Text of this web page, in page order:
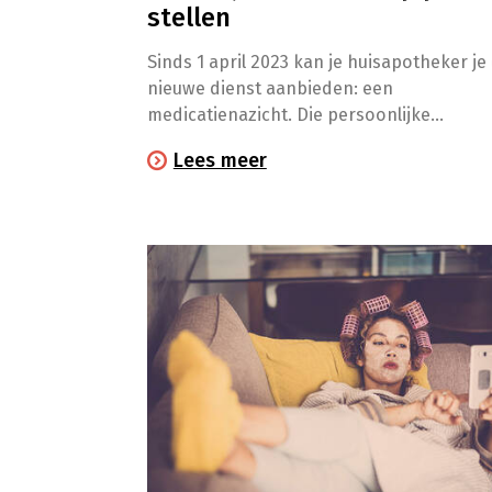
stellen
Sinds 1 april 2023 kan je huisapotheker je
nieuwe dienst aanbieden: een
medicatienazicht. Die persoonlijke
je ziekenfonds.
Lees meer